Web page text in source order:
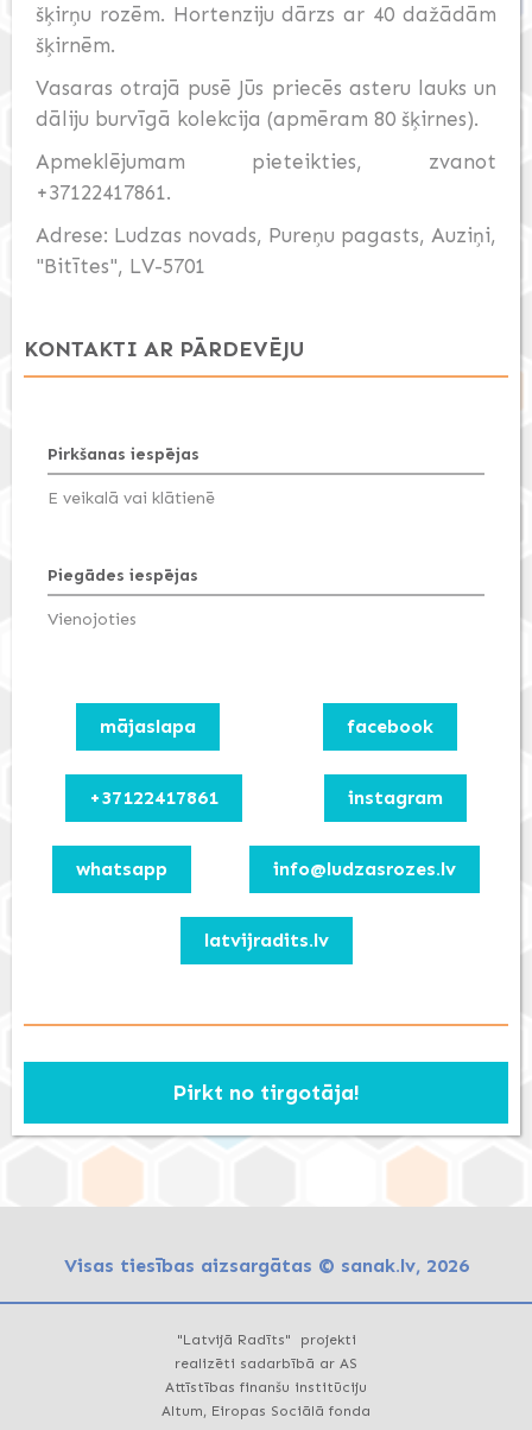
šķirņu rozēm. Hortenziju dārzs ar 40 dažādām
šķirnēm.
Vasaras otrajā pusē Jūs priecēs asteru lauks un
dāliju burvīgā kolekcija (apmēram 80 šķirnes).
Apmeklējumam pieteikties, zvanot
+37122417861.
Adrese: Ludzas novads, Pureņu pagasts, Auziņi,
"Bitītes", LV-5701
KONTAKTI AR PĀRDEVĒJU
Pirkšanas iespējas
E veikalā vai klātienē
Piegādes iespējas
Vienojoties
mājaslapa facebook
+37122417861 instagram
whatsapp info@ludzasrozes.lv
latvijradits.lv
Pirkt no tirgotāja!
Visas tiesības aizsargātas © sanak.lv, 2026
"Latvijā Radīts" projekti
realizēti sadarbībā ar AS
Attīstības finanšu institūciju
Altum, Eiropas Sociālā fonda